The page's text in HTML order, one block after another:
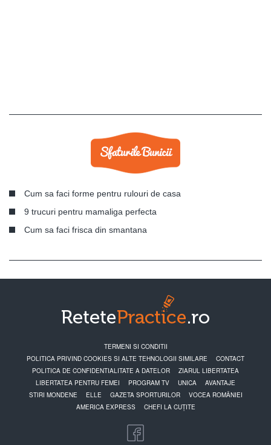
Cum sa faci forme pentru rulouri de casa
9 trucuri pentru mamaliga perfecta
Cum sa faci frisca din smantana
TERMENI SI CONDITII
POLITICA PRIVIND COOKIES SI ALTE TEHNOLOGII SIMILARE
CONTACT
POLITICA DE CONFIDENTIALITATE A DATELOR
ZIARUL LIBERTATEA
LIBERTATEA PENTRU FEMEI
PROGRAM TV UNICA
AVANTAJE
STIRI MONDENE
ELLE GAZETA SPORTURILOR
VOCEA ROMÂNIEI
AMERICA EXPRESS
CHEFI LA CUȚITE